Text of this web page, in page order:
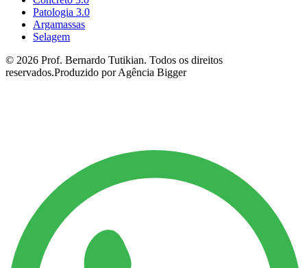
Patologia 3.0
Argamassas
Selagem
© 2026 Prof. Bernardo Tutikian. Todos os direitos
reservados.Produzido por Agência Bigger